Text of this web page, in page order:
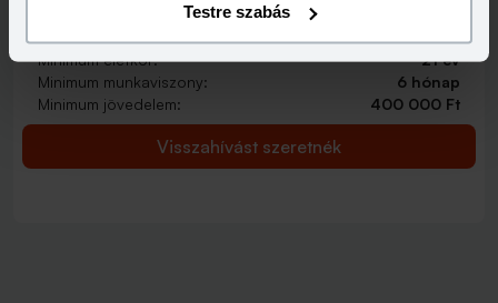
Testre szabás
12,70 - 14,99% 9,99 - 13,49%
Minimum életkor:
21 év
Minimum munkaviszony:
6 hónap
Minimum jövedelem:
400 000 Ft
Visszahívást szeretnék